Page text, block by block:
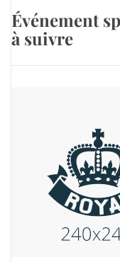
Événement
à suivre